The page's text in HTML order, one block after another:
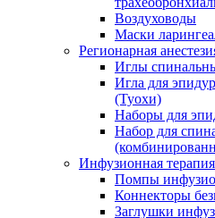
Воздуховоды
Маски
Регионарная
Иглы
Игла для
(Туохи)
Наборы для
Набор для
Инфузионная терапия
Помпы
Коннекторы
Заглушки